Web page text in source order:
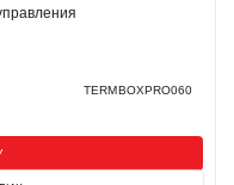
TERMBOXPRO060